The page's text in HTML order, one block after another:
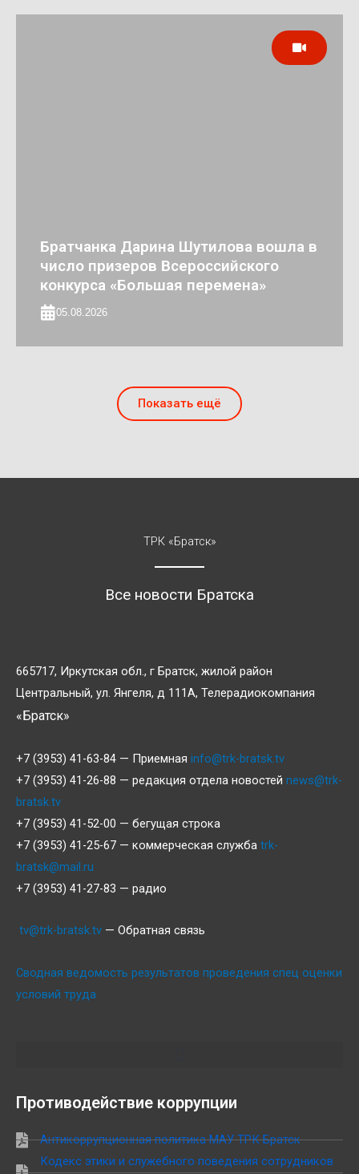
Братчанка Дарина Шутилова вошла в
число призеров Всероссийского
конкурса «Большая перемена»
05.08.2026
Показать ещё
ТРК «Братск»
Все новости Братска
665717, Иркутская обл., г Братск, жилой район
Центральный, ул. Янгеля, д 111А, Телерадиокомпания
«Братск»
+7 (3953) 41-63-84 — Приемная info@trk-bratsk.tv
+7 (3953) 41-26-88 — редакция отдела новостей news@trk-
bratsk.tv
+7 (3953) 41-52-00 — бегущая строка
+7 (3953) 41-25-67 — коммерческая служба trk-
bratsk@mail.ru
+7 (3953) 41-27-83 — радио
tv@trk-bratsk.tv — Обратная связь
Сводная ведомость результатов проведения спец оценки
условий труда
Противодействие коррупции
Антикоррупционная политика МАУ ТРК Братск
Кодекс этики и служебного поведения сотрудников